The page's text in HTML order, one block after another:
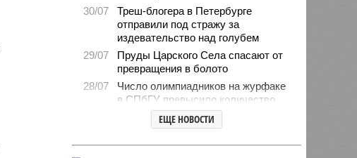
30/07
Треш-блогера в Петербурге
отправили под стражу за
издевательство над голубем
29/07
Пруды Царского Села спасают от
превращения в болото
28/07
Число олимпиадников на журфаке
в СПбГУ превысило количество
бюджетных мест
Рейды против подростков-
неформалов проведут в городе на
ЕЩЕ НОВОСТИ